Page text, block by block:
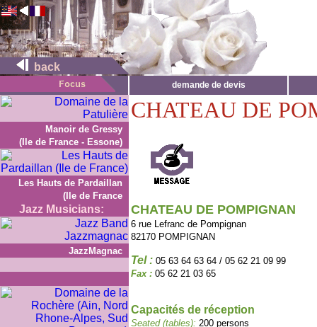
back
demande de devis
Manoir de Gressy
(Ile de France - Essone)
Les Hauts de Pardaillan
(Ile de France
Jazz Musicians:
JazzMagnac
CHATEAU DE
CHATEAU DE POMPIGNAN
6 rue Lefranc de Pompignan
82170 POMPIGNAN
Tel : 05 63 64 63 64 / 05 62 21 09 99
Fax : 05 62 21 03 65
Capacités de réception
Seated (tables): 200 persons